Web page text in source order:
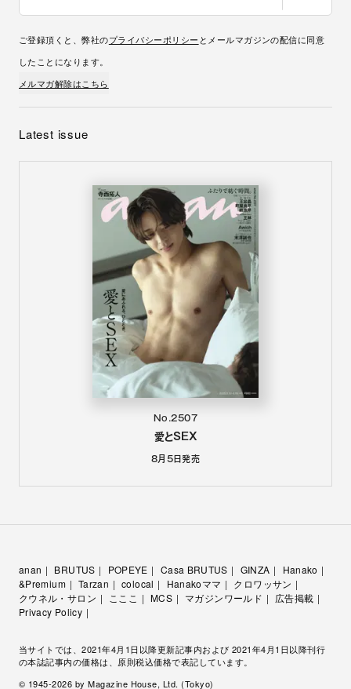
ご登録頂くと、弊社のプライバシーポリシー とメールマガジンの配信に同意
したことになります。
メルマガ解除はこちら
Latest issue
No.2507
愛とSEX
8月5日発売
anan BRUTUS POPEYE Casa BRUTUS GINZA
Hanako
&Premium
Tarzan colocal Hanakoママ
クロワッサン
クウネル・サロン
こここ MCS マガジンワールド
広告掲載
Privacy Policy
当サイトでは、2021年4月1日以降更新記事内および 2021年4月1日以降刊行
の本誌記事内の価格は、原則税込価格で表記しています。
© 1945-2026 by Magazine House, Ltd. (Tokyo)